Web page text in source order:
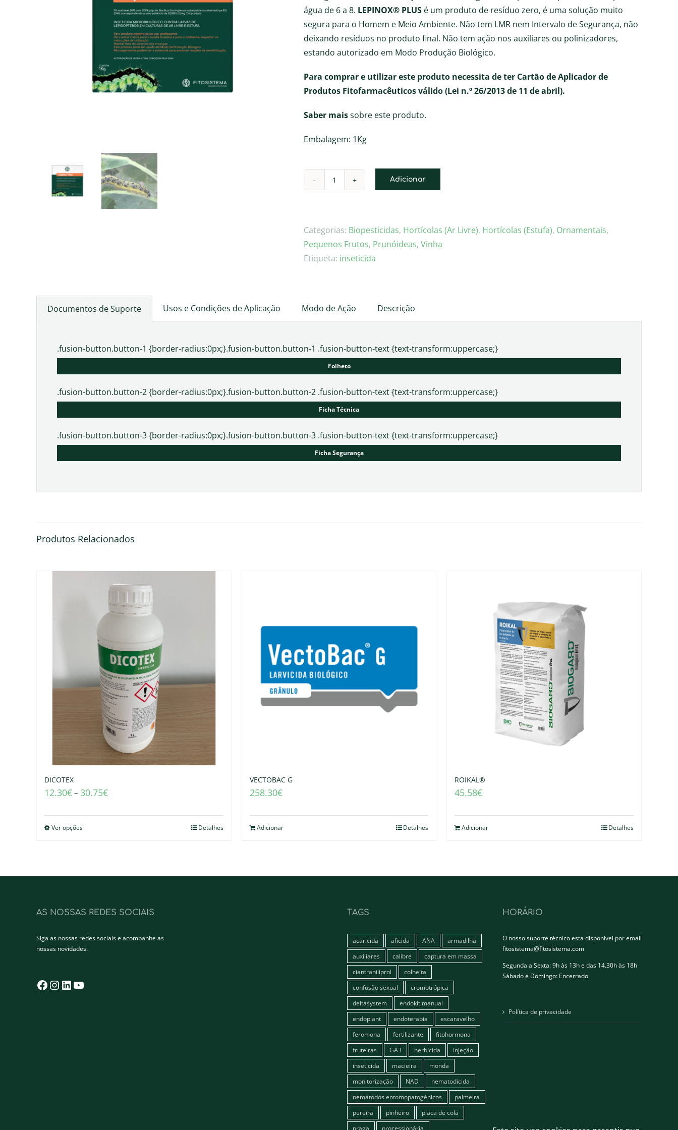
água de 6 a 8. LEPINOX® PLUS é um produto de resíduo zero, é uma solução muito
segura para o Homem e Meio Ambiente. Não tem LMR nem Intervalo de Segurança, não
deixando resíduos no produto final. Não tem ação nos auxiliares ou polinizadores,
estando autorizado em Modo Produção Biológico.
Para comprar e utilizar este produto necessita de ter Cartão de Aplicador de
Produtos Fitofarmacêuticos válido (Lei n.º 26/2013 de 11 de abril).
Saber maissobre este produto.
Embalagem: 1Kg
Quantidade
PLUS
Adicionar
Categorias: Biopesticidas, Hortícolas (Ar Livre), Hortícolas (Estufa), Ornamentais,
Pequenos Frutos, Prunóideas, Vinha
Etiqueta: inseticida
Documentos de Suporte Usos e Condições de Aplicação Modo de Ação Descrição
.fusion-button.button-1 {border-radius:0px;}.fusion-button.button-1 .fusion-button-text {text-transform:uppercase;}
Folheto
.fusion-button.button-2 {border-radius:0px;}.fusion-button.button-2 .fusion-button-text {text-transform:uppercase;}
Ficha Técnica
.fusion-button.button-3 {border-radius:0px;}.fusion-button.button-3 .fusion-button-text {text-transform:uppercase;}
Ficha Segurança
Produtos Relacionados
DICOTEX
12.30€–30.75€
Ver opções Detalhes
VECTOBAC G
258.30€
Adicionar Detalhes
ROIKAL®
45.58€
Adicionar Detalhes
AS NOSSAS REDES SOCIAIS
Siga as nossas redes sociais e acompanhe as
nossas novidades.
Facebook
Instagram
LinkedIn
TAGS
acaricida aficida ANA
armadilha
auxiliares
calibre
captura em massa
ciantraniliprol
colheita
confusão sexual
cromotrópica
deltasystem
endokit manual
endoplant
endoterapia
escaravelho
feromona
fertilizante
fitohormona
fruteiras
GA3 herbicida
injeção
inseticida
macieira
monda
monitorização
NAD
nematodicida
nemátodos entomopatogénicos
palmeira
pereira
pinheiro
placa de cola
praga
processionária
HORÁRIO
O nosso suporte técnico esta disponivel por email
fitosistema@fitosistema.com
Segunda a Sexta: 9h às 13h e das 14.30h às 18h
Sábado e Domingo: Encerrado
Política de privacidade